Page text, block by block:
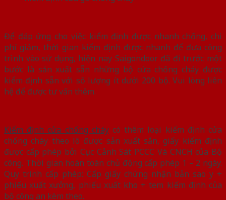
Để đáp ứng cho việc kiểm định được nhanh chống, chi
phí giảm, thời gian kiểm định được nhanh để đưa công
trình vào sử dụng, hiện nay Saigondoor đã đi trước một
bước là sản xuất sẵn những bộ cửa chống cháy được
kiểm định sẵn với số lượng ít dưới 200 bộ. Vui lòng liên
hệ để được tư vấn thêm.
Kiểm định cửa chống cháycó thêm loại kiểm định cửa
chống cháy theo lô được sản xuất sẵn, giấy kiểm định
được cấp phép bởi Cục Cảnh Sát PCCC Và CNCH của Bộ
công. Thời gian hoàn toàn chủ động cấp phép 1 – 2 ngày.
Quy trình cấp phép: Cấp giấy chứng nhận bản sao y +
phiếu xuất xưởng, phiếu xuất kho + tem kiểm định của
bộ công an kèm theo.